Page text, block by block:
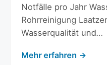
Notfälle pro Jahr
Rohrreinigung
Wasserqualität und…
Mehr erfahren →